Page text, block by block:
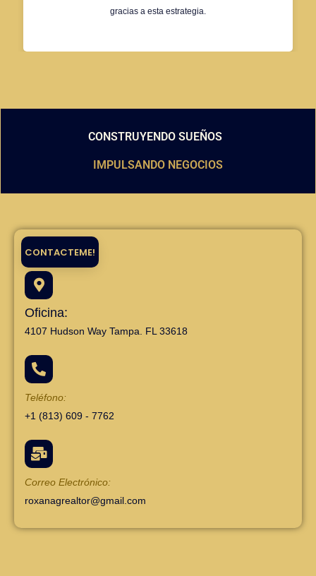
gracias a esta estrategia.
CONSTRUYENDO SUEÑOS
IMPULSANDO NEGOCIOS
CONTACTEME!
Oficina:
4107 Hudson Way Tampa. FL 33618
Teléfono:
+1 (813) 609 - 7762
Correo Electrónico:
roxanagrealtor@gmail.com